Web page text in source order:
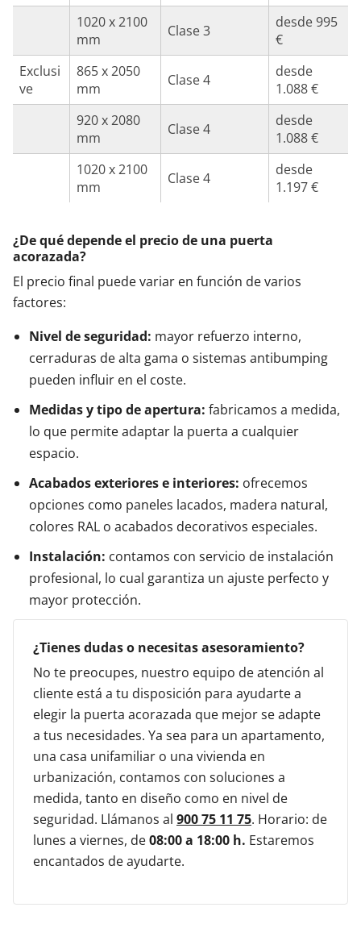
1020 x 2100
mm
Clase 3
desde 995
€
Exclusi
ve
865 x 2050
mm
Clase 4
desde
1.088 €
920 x 2080
mm
Clase 4
desde
1.088 €
1020 x 2100
mm
Clase 4
desde
1.197 €
¿De qué depende el precio de una puerta
acorazada?
El precio final puede variar en función de varios
factores:
Nivel de seguridad: mayor refuerzo interno,
cerraduras de alta gama o sistemas antibumping
pueden influir en el coste.
Medidas y tipo de apertura: fabricamos a medida,
lo que permite adaptar la puerta a cualquier
espacio.
Acabados exteriores e interiores: ofrecemos
opciones como paneles lacados, madera natural,
colores RAL o acabados decorativos especiales.
Instalación: contamos con servicio de instalación
profesional, lo cual garantiza un ajuste perfecto y
mayor protección.
¿Tienes dudas o necesitas asesoramiento?
No te preocupes, nuestro equipo de atención al
cliente está a tu disposición para ayudarte a
elegir la puerta acorazada que mejor se adapte
a tus necesidades. Ya sea para un apartamento,
una casa unifamiliar o una vivienda en
urbanización, contamos con soluciones a
medida, tanto en diseño como en nivel de
seguridad. Llámanos al 900 75 11 75. Horario: de
lunes a viernes, de08:00 a 18:00 h. Estaremos
encantados de ayudarte.